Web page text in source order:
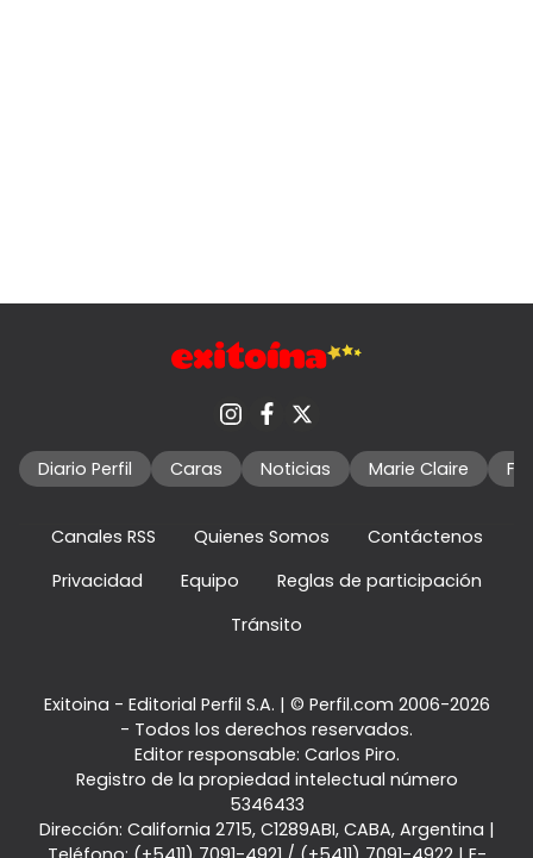
Diario Perfil Caras Noticias Marie Claire
Canales RSS Quienes Somos
Contáctenos
Privacidad
Equipo
Reglas de participación
Tránsito
Exitoina - Editorial Perfil S.A. | © Perfil.com 2006-2026
- Todos los derechos reservados.
Editor responsable: Carlos Piro.
Registro de la propiedad intelectual número
5346433
Dirección: California 2715, C1289ABI, CABA, Argentina |